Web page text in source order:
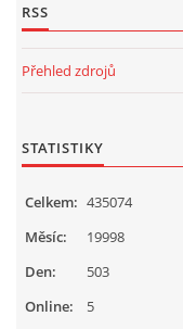
SVATÝ MARTIN
SVATÁ BARBORA 4.12.
MIKULÁŠ, ČERTI
MASOPUST
RSS
Přehled zdrojů
STATISTIKY
Online: 5
Celkem: 435074
Měsíc:
19998
Den:
503